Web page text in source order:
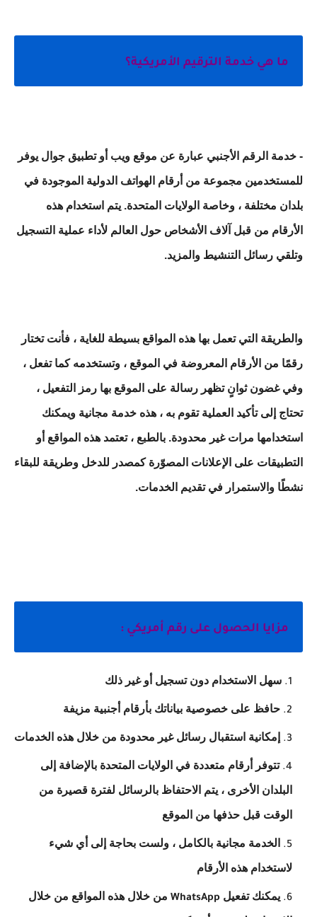
ما هي خدمة الترقيم الأمريكية؟
- خدمة الرقم الأجنبي عبارة عن موقع ويب أو تطبيق جوال يوفر
للمستخدمين مجموعة من أرقام الهواتف الدولية الموجودة في
بلدان مختلفة ، وخاصة الولايات المتحدة. يتم استخدام هذه
الأرقام من قبل آلاف الأشخاص حول العالم لأداء عملية التسجيل
وتلقي رسائل التنشيط والمزيد.
والطريقة التي تعمل بها هذه المواقع بسيطة للغاية ، فأنت تختار
رقمًا من الأرقام المعروضة في الموقع ، وتستخدمه كما تفعل ،
وفي غضون ثوانٍ تظهر رسالة على الموقع بها رمز التفعيل ،
تحتاج إلى تأكيد العملية تقوم به ، هذه خدمة مجانية ويمكنك
استخدامها مرات غير محدودة. بالطبع ، تعتمد هذه المواقع أو
التطبيقات على الإعلانات المصوّرة كمصدر للدخل وطريقة للبقاء
نشطًا والاستمرار في تقديم الخدمات.
مزايا الحصول على رقم أمريكي :
سهل الاستخدام دون تسجيل أو غير ذلك
حافظ على خصوصية بياناتك بأرقام أجنبية مزيفة
إمكانية استقبال رسائل غير محدودة من خلال هذه الخدمات
تتوفر أرقام متعددة في الولايات المتحدة بالإضافة إلى
البلدان الأخرى ، يتم الاحتفاظ بالرسائل لفترة قصيرة من
الوقت قبل حذفها من الموقع
الخدمة مجانية بالكامل ، ولست بحاجة إلى أي شيء
لاستخدام هذه الأرقام
يمكنك تفعيل WhatsApp من خلال هذه المواقع من خلال